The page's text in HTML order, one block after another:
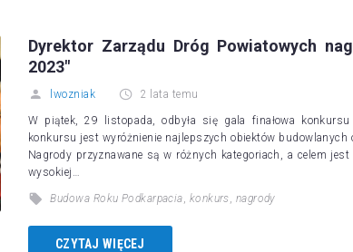
Dyrektor Zarządu Dróg Powiatowych
2023"
lwozniak 2 lata temu
W piątek, 29 listopada, odbyła się gala finałowa konkursu
konkursu jest wyróżnienie najlepszych obiektów
Nagrody przyznawane są w różnych kategoriach, a celem
wysokiej…
Budowa Roku Podkarpacia, konkurs, nagrody
CZYTAJ WIĘCEJ